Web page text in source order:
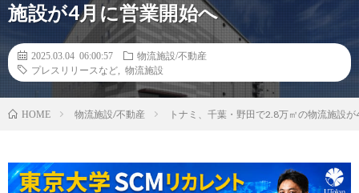
施設が4月に営業開始へ
2025.03.04 06:00:57
物流施設/不動産
プレスリリースなど
物流施設
HOME 物流施設/不動産 トナミ、千葉・野田で2.8万㎡の物流施設